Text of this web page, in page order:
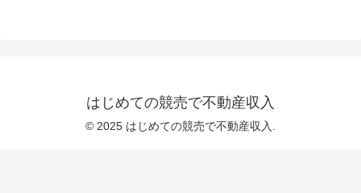
はじめての競売で不動産収入
© 2025 はじめての競売で不動産収入.